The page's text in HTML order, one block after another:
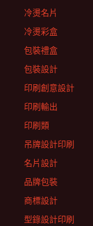
冷燙名片
冷燙彩盒
包裝禮盒
包裝設計
印刷創意設計
印刷輸出
印刷類
吊牌設計印刷
名片設計
品牌包裝
商標設計
型錄設計印刷